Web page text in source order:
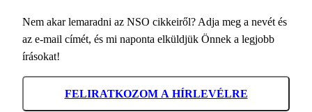
Nem akar lemaradni az NSO cikkeiről? Adja meg a nevét és
az e-mail címét, és mi naponta elküldjük Önnek a legjobb
írásokat!
FELIRATKOZOM A HÍRLEVÉLRE